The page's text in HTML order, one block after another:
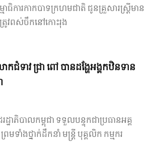
ាធិការកាកបាទក្រហមជាតិ ជូនគ្រួសារស្ត្រីមាន
រូវពស់ចឹកនៅកោះរុង
ាវ ជ្រា ពៅ បាន​ដង្ហែ​អង្គ​កឋិនទាន​
ាភិបាល​កម្ពុជា ទទួលបន្ទុក​ជា​ប្រធាន​អគ្គ
ទាំង​ថ្នាក់ដឹកនាំ មន្ត្រី បុគ្គលិក កម្មករ